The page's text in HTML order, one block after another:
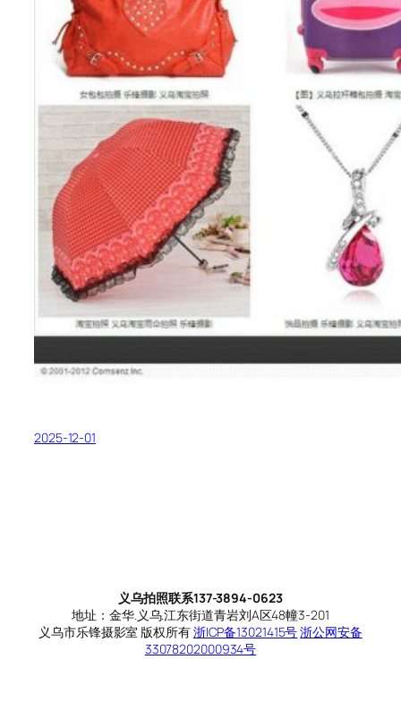
2025-12-01
义乌拍照联系137-3894-0623
地址：金华.义乌.江东街道青岩刘A区48幢3-201
义乌市乐锋摄影室 版权所有浙ICP备13021415号浙公网安备
33078202000934号